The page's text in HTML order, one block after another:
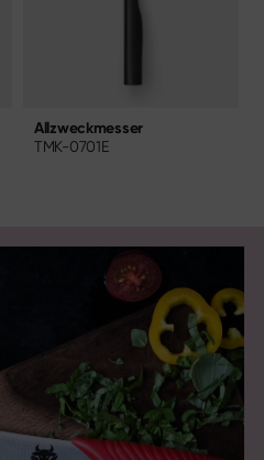
Allzweckmesser
TMK-0701E